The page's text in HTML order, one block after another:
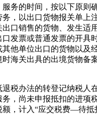
服务的时间，按以下原则
务，以出口货物报关单上
口销售的货物、发生适
口发票或普通发票的开具
其他单位出口的货物以及
海关出具的出境货物备
退税办法的转登记纳税人
务，尚未申报抵扣的进项
额，计入“应交税费—待抵